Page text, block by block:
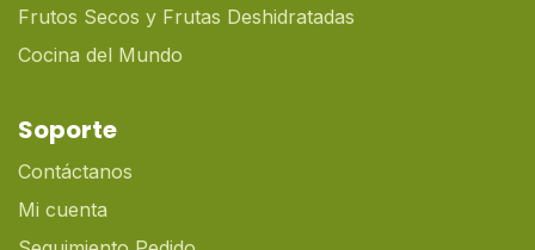
Frutos Secos y Frutas Deshidratadas
Cocina del Mundo
Soporte
Contáctanos
Mi cuenta